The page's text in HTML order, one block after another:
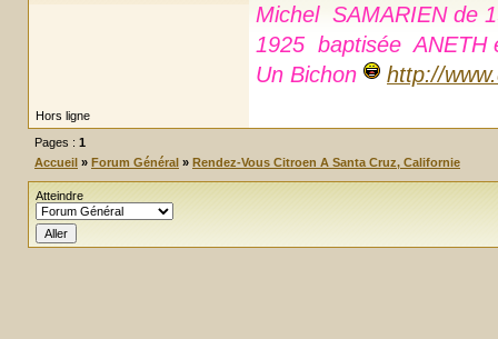
Michel SAMARIEN de
1925 baptisée ANETH
Un Bichon
http://
Hors ligne
Pages : 1
Accueil » Forum Général » Rendez-Vous Citroen A Santa Cruz, Californie
Atteindre